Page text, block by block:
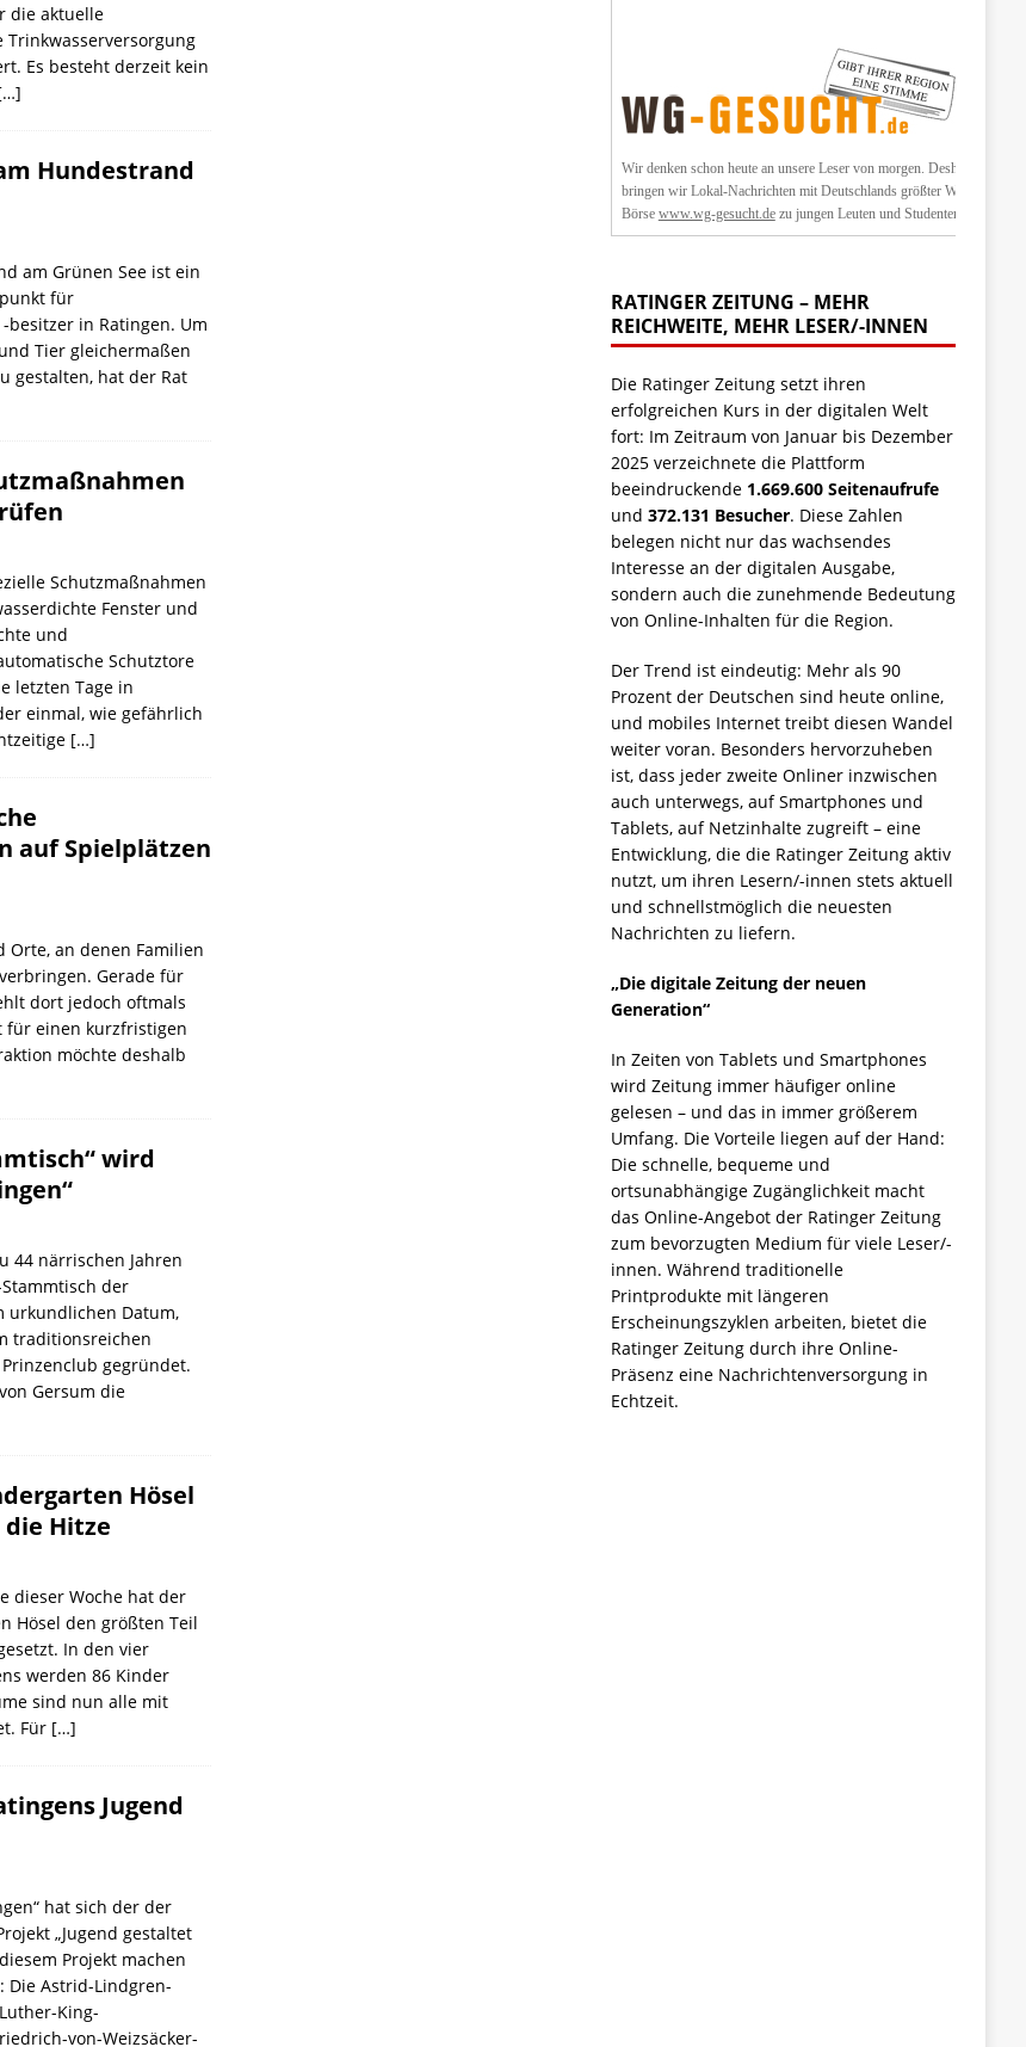
die aktuelle
Trinkwasserversorgung
Es besteht derzeit kein
Hundestrand
am Grünen See ist ein
für
in Ratingen. Um
Tier gleichermaßen
gestalten, hat der Rat
Schutzmaßnahmen
Fenster und
und
Schutztore
letzten Tage in
einmal, wie gefährlich
[…]
auf Spielplätzen
Orte, an denen Familien
Gerade für
dort jedoch oftmals
für einen kurzfristigen
möchte deshalb
wird
44 närrischen Jahren
der
urkundlichen Datum,
traditionsreichen
gegründet.
Gersum die
Hösel
Hitze
dieser Woche hat der
Hösel den größten Teil
In den vier
werden 86 Kinder
sind nun alle mit
Für […]
Jugend
hat sich der der
„Jugend gestaltet
Projekt machen
Die Astrid-Lindgren-
King-
von-Weizsäcker-
Wir denken schon heute an unsere Leser von morgen. Deshalb
bringen wir Lokal-Nachrichten mit Deutschlands größter WG-
Börse www.wg-gesucht.dezu jungen Leuten und Studenten.
RATINGER ZEITUNG – MEHR
REICHWEITE, MEHR LESER/-INNEN
Die Ratinger Zeitung setzt ihren
erfolgreichen Kurs in der digitalen Welt
fort: Im Zeitraum von Januar bis Dezember
2025 verzeichnete die Plattform
beeindruckende 1.669.600 Seitenaufrufe
und 372.131 Besucher. Diese Zahlen
belegen nicht nur das wachsendes
Interesse an der digitalen Ausgabe,
sondern auch die zunehmende Bedeutung
von Online-Inhalten für die Region.
Der Trend ist eindeutig: Mehr als 90
Prozent der Deutschen sind heute online,
und mobiles Internet treibt diesen Wandel
weiter voran. Besonders hervorzuheben
ist, dass jeder zweite Onliner inzwischen
auch unterwegs, auf Smartphones und
Tablets, auf Netzinhalte zugreift – eine
Entwicklung, die die Ratinger Zeitung aktiv
nutzt, um ihren Lesern/-innen stets aktuell
und schnellstmöglich die neuesten
Nachrichten zu liefern.
„Die digitale Zeitung der neuen
Generation“
In Zeiten von Tablets und Smartphones
wird Zeitung immer häufiger online
gelesen – und das in immer größerem
Umfang. Die Vorteile liegen auf der Hand:
Die schnelle, bequeme und
ortsunabhängige Zugänglichkeit macht
das Online-Angebot der Ratinger Zeitung
zum bevorzugten Medium für viele Leser/-
innen. Während traditionelle
Printprodukte mit längeren
Erscheinungszyklen arbeiten, bietet die
Ratinger Zeitung durch ihre Online-
Präsenz eine Nachrichtenversorgung in
Echtzeit.